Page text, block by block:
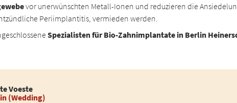
vor unerwünschten Metall-Ionen und reduzieren die
Periimplantitis, vermieden werden.
Spezialisten für Bio-Zahnimplantate in Berlin
Voeste
(Wedding)